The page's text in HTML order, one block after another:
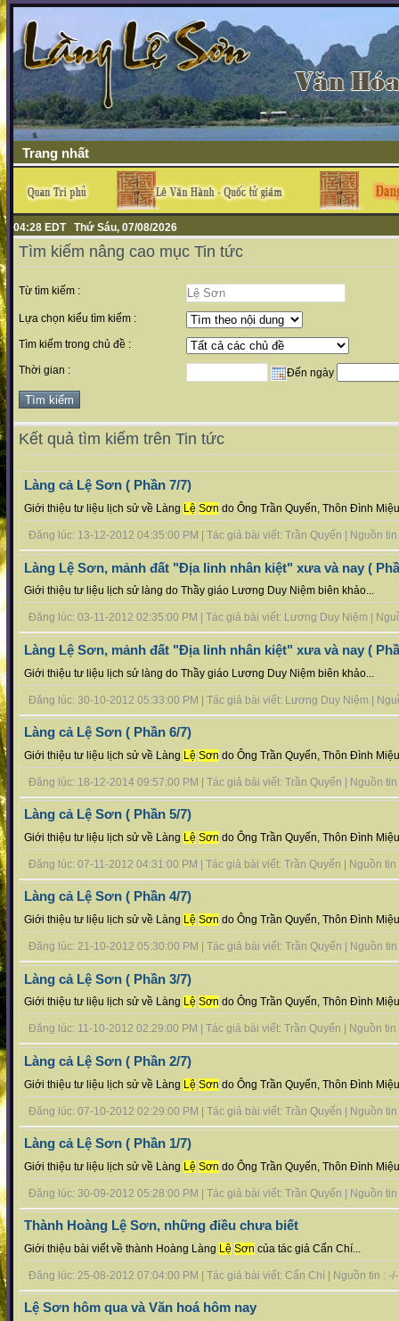
Trang nhất
04:28 EDT Thứ Sáu, 07/08/2026
Tìm kiếm nâng cao mục Tin tức
Từ tìm kiếm :
Lựa chọn kiểu tìm kiếm :
Tìm kiếm trong chủ đề :
Thời gian : Đến ngày
Kết quả tìm kiếm trên Tin tức
Làng cả Lệ Sơn ( Phần 7/7)
Giới thiệu tư liệu lịch sử về Làng Lệ Sơn do Ông Trần Quyến, Thôn Đình
Đăng lúc: 13-12-2012 04:35:00 PM | Tác giả bài viết: Trần Quyến | Nguồn tin
Làng Lệ Sơn, mảnh đất "Địa linh nhân kiệt" xưa và nay (
Giới thiệu tư liệu lịch sử làng do Thầy giáo Lương Duy Niệm biên khảo...
Đăng lúc: 03-11-2012 02:35:00 PM | Tác giả bài viết: Lương Duy Niệm |
Làng Lệ Sơn, mảnh đất "Địa linh nhân kiệt" xưa và nay (
Giới thiệu tư liệu lịch sử làng do Thầy giáo Lương Duy Niệm biên khảo...
Đăng lúc: 30-10-2012 05:33:00 PM | Tác giả bài viết: Lương Duy Niệm |
Làng cả Lệ Sơn ( Phần 6/7)
Giới thiệu tư liệu lịch sử về Làng Lệ Sơn do Ông Trần Quyến, Thôn Đình
Đăng lúc: 18-12-2014 09:57:00 PM | Tác giả bài viết: Trần Quyến | Nguồn tin
Làng cả Lệ Sơn ( Phần 5/7)
Giới thiệu tư liệu lịch sử về Làng Lệ Sơn do Ông Trần Quyến, Thôn Đình
Đăng lúc: 07-11-2012 04:31:00 PM | Tác giả bài viết: Trần Quyến | Nguồn tin
Làng cả Lệ Sơn ( Phần 4/7)
Giới thiệu tư liệu lịch sử về Làng Lệ Sơn do Ông Trần Quyến, Thôn Đình
Đăng lúc: 21-10-2012 05:30:00 PM | Tác giả bài viết: Trần Quyến | Nguồn tin
Làng cả Lệ Sơn ( Phần 3/7)
Giới thiệu tư liệu lịch sử về Làng Lệ Sơn do Ông Trần Quyến, Thôn Đình
Đăng lúc: 11-10-2012 02:29:00 PM | Tác giả bài viết: Trần Quyến | Nguồn tin
Làng cả Lệ Sơn ( Phần 2/7)
Giới thiệu tư liệu lịch sử về Làng Lệ Sơn do Ông Trần Quyến, Thôn Đình
Đăng lúc: 07-10-2012 02:29:00 PM | Tác giả bài viết: Trần Quyến | Nguồn tin
Làng cả Lệ Sơn ( Phần 1/7)
Giới thiệu tư liệu lịch sử về Làng Lệ Sơn do Ông Trần Quyến, Thôn Đình
Đăng lúc: 30-09-2012 05:28:00 PM | Tác giả bài viết: Trần Quyến | Nguồn tin
Thành Hoàng Lệ Sơn, những điều chưa biết
Giới thiệu bài viết về thành Hoàng Làng Lệ Sơn của tác giả Cẩn Chí...
Đăng lúc: 25-08-2012 07:04:00 PM | Tác giả bài viết: Cẩn Chí | Nguồn tin : -/-
Lệ Sơn hôm qua và Văn hoá hôm nay